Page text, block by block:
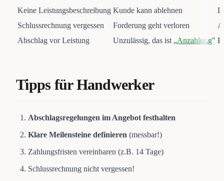
Keine Leistungsbeschreibung Kunde kann ablehnen
Schlussrechnung vergessen
Forderung geht verloren
Abschlag vor Leistung
Unzulässig, das ist „Anzahlung"
Tipps für Handwerker
Abschlagsregelungen im Angebot festhalten
Klare Meilensteine definieren (messbar!)
Zahlungsfristen vereinbaren (z.B. 14 Tage)
Schlussrechnung nicht vergessen!